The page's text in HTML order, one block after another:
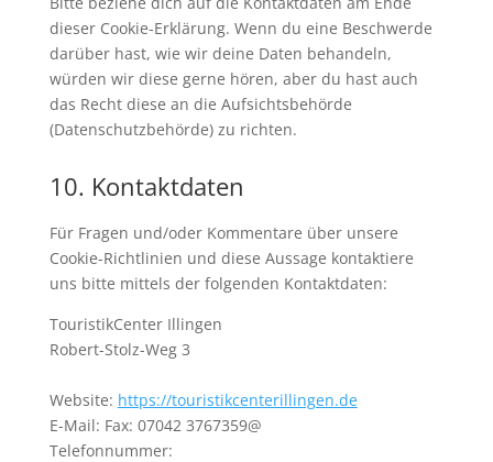
dieser Cookie-Erklärung. Wenn du eine Beschwerde
darüber hast, wie wir deine Daten behandeln,
würden wir diese gerne hören, aber du hast auch
das Recht diese an die Aufsichtsbehörde
(Datenschutzbehörde) zu richten.
10. Kontaktdaten
Für Fragen und/oder Kommentare über unsere
Cookie-Richtlinien und diese Aussage kontaktiere
uns bitte mittels der folgenden Kontaktdaten:
TouristikCenter Illingen
Robert-Stolz-Weg 3
Website: https://touristikcenterillingen.de
E-Mail: Fax: 07042 3767359@
Telefonnummer: